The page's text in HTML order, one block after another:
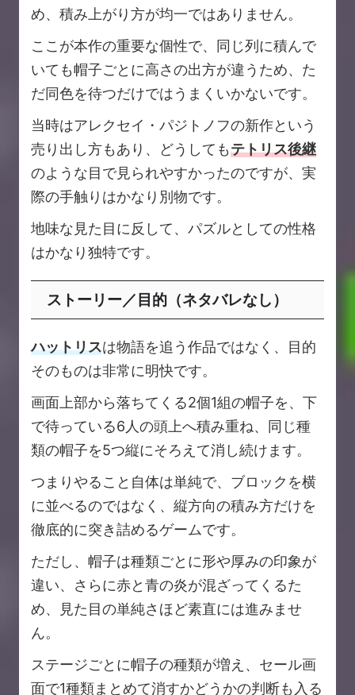
め、積み上がり方が均一ではありません。
ここが本作の重要な個性で、同じ列に積んで
いても帽子ごとに高さの出方が違うため、た
だ同色を待つだけではうまくいかないです。
当時はアレクセイ・パジトノフの新作という
売り出し方もあり、どうしてもテトリス後継
のような目で見られやすかったのですが、実
際の手触りはかなり別物です。
地味な見た目に反して、パズルとしての性格
はかなり独特です。
ストーリー／目的（ネタバレなし）
ハットリスは物語を追う作品ではなく、目的
そのものは非常に明快です。
画面上部から落ちてくる2個1組の帽子を、下
で待っている6人の頭上へ積み重ね、同じ種
類の帽子を5つ縦にそろえて消し続けます。
つまりやること自体は単純で、ブロックを横
に並べるのではなく、縦方向の積み方だけを
徹底的に突き詰めるゲームです。
ただし、帽子は種類ごとに形や厚みの印象が
違い、さらに赤と青の炎が混ざってくるた
め、見た目の単純さほど素直には進みませ
ん。
ステージごとに帽子の種類が増え、セール画
面で1種類まとめて消すかどうかの判断も入る